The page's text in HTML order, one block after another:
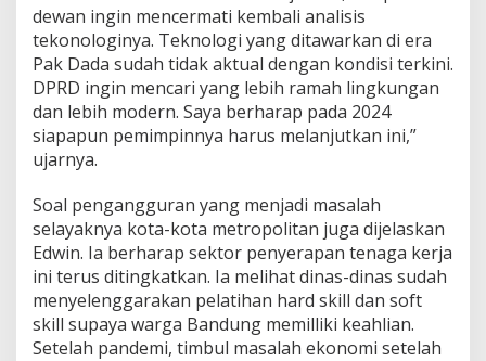
dewan ingin mencermati kembali analisis
tekonologinya. Teknologi yang ditawarkan di era
Pak Dada sudah tidak aktual dengan kondisi terkini.
DPRD ingin mencari yang lebih ramah lingkungan
dan lebih modern. Saya berharap pada 2024
siapapun pemimpinnya harus melanjutkan ini,”
ujarnya.
Soal pengangguran yang menjadi masalah
selayaknya kota-kota metropolitan juga dijelaskan
Edwin. Ia berharap sektor penyerapan tenaga kerja
ini terus ditingkatkan. Ia melihat dinas-dinas sudah
menyelenggarakan pelatihan hard skill dan soft
skill supaya warga Bandung memilliki keahlian.
Setelah pandemi, timbul masalah ekonomi setelah